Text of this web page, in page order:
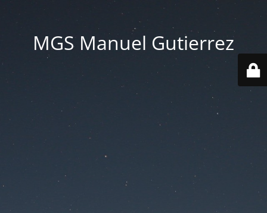
MGS Manuel Gutierrez